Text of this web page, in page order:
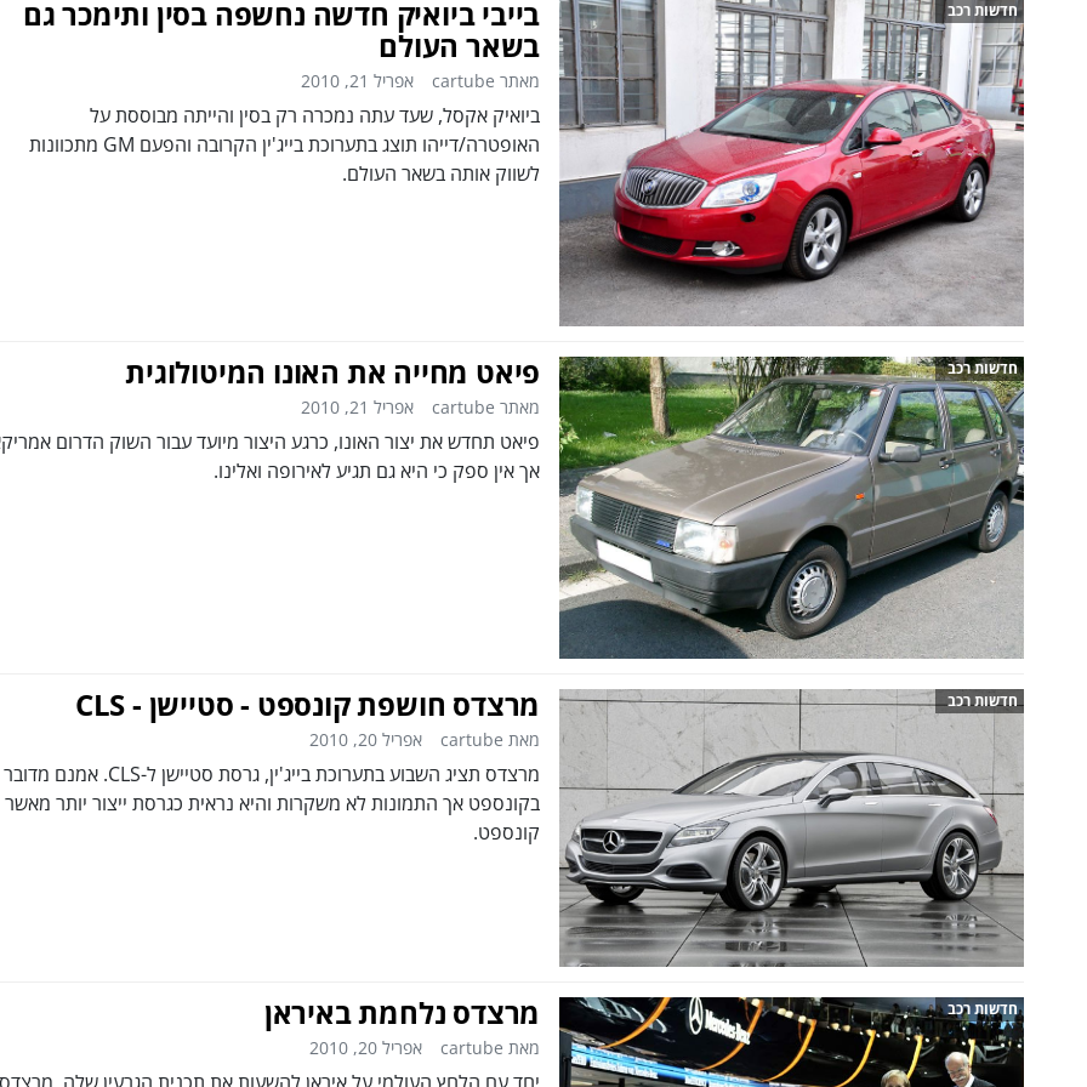
בייבי ביואיק חדשה נחשפה בסין ותימכר גם
בשאר העולם
חדשות רכב
מאתר cartube אפריל 21, 2010
ביואיק אקסל, שעד עתה נמכרה רק בסין והייתה מבוססת על
האופטרה/דייהו תוצג בתערוכת בייג'ין הקרובה והפעם GM מתכוונות
לשווק אותה בשאר העולם.
פיאט מחייה את האונו המיטולוגית חדשות רכב
מאתר cartube אפריל 21, 2010
פיאט תחדש את יצור האונו, כרגע היצור מיועד עבור השוק הדרום
אך אין ספק כי היא גם תגיע לאירופה ואלינו.
מרצדס חושפת קונספט - סטיישן - CLS חדשות רכב
מאת cartube אפריל 20, 2010
מרצדס תציג השבוע בתערוכת בייג'ין, גרסת סטיישן ל-CLS. אמנם מדובר
בקונספט אך התמונות לא משקרות והיא נראית כגרסת ייצור יותר מאשר
קונספט.
מרצדס נלחמת באיראן חדשות רכב
מאת cartube אפריל 20, 2010